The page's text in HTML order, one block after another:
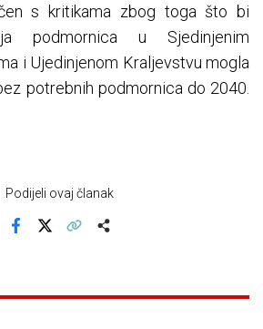
s kritikama zbog toga što bi
podmornica u Sjedinjenim
i Ujedinjenom Kraljevstvu mogla
potrebnih podmornica do 2040.
Podijeli ovaj članak